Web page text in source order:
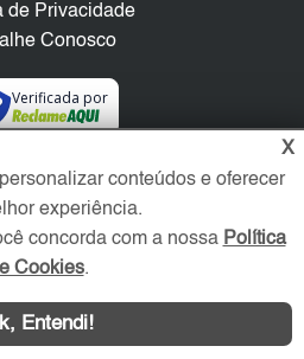
de Privacidade
Conosco
Verificada por
Sociais
X
conteúdos e oferecer
experiência.
concorda com a nossa Política
Cookies.
Entendi!